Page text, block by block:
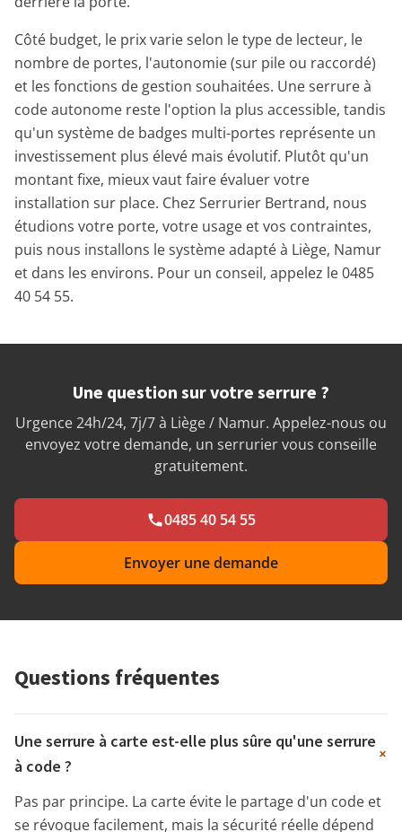
Côté budget, le prix varie selon le type de lecteur, le
nombre de portes, l'autonomie (sur pile ou raccordé)
et les fonctions de gestion souhaitées. Une serrure à
code autonome reste l'option la plus accessible, tandis
qu'un système de badges multi-portes représente un
investissement plus élevé mais évolutif. Plutôt qu'un
montant fixe, mieux vaut faire évaluer votre
installation sur place. Chez Serrurier Bertrand, nous
étudions votre porte, votre usage et vos contraintes,
puis nous installons le système adapté à Liège, Namur
et dans les environs. Pour un conseil, appelez le 0485
40 54 55.
Une question sur votre serrure ?
Urgence 24h/24, 7j/7 à Liège / Namur. Appelez-nous ou
envoyez votre demande, un serrurier vous conseille
gratuitement.
0485 40 54 55
Envoyer une demande
Questions fréquentes
Une serrure à carte est-elle plus sûre qu'une serrure
à code ?
+
Pas par principe. La carte évite le partage d'un code et
se révoque facilement, mais la sécurité réelle dépend